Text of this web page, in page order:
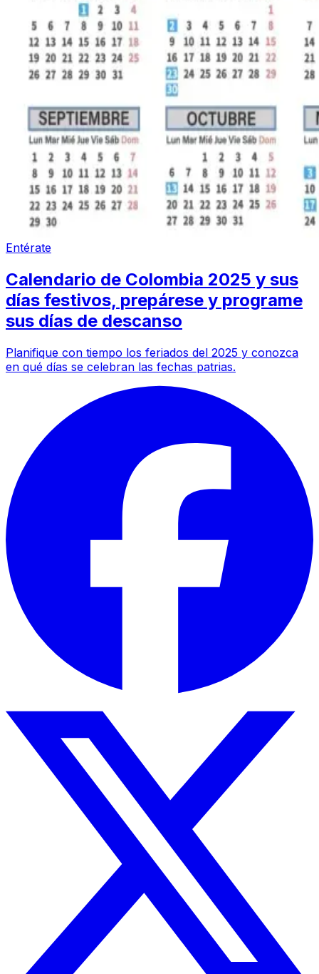
Entérate
Calendario de Colombia 2025 y sus
días festivos, prepárese y programe
sus días de descanso
Planifique con tiempo los feriados del 2025 y conozca
en qué días se celebran las fechas patrias.